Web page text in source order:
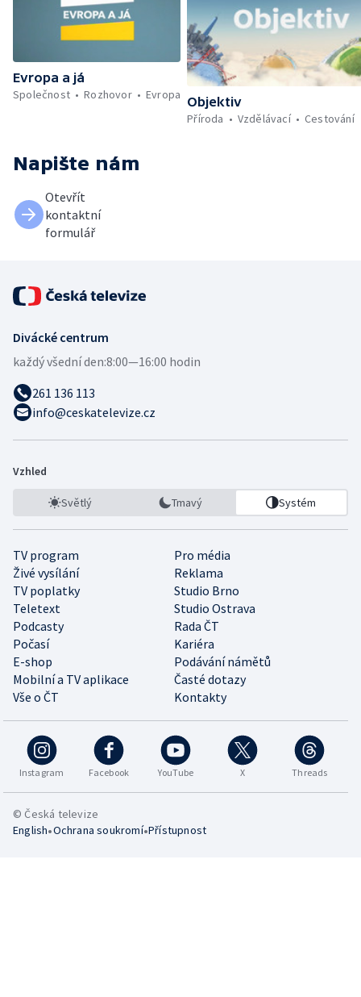
Evropa a já
Společnost
Rozhovor Evropa Objektiv
Příroda
Vzdělávací Cestování
Napište nám
Otevřít
kontaktní
formulář
Divácké centrum
každý všední den:8:00—16:00 hodin
261 136 113
info@ceskatelevize.cz
Vzhled
Světlý Tmavý Systém
TV program
Pro média
Živé vysílání
Reklama
TV poplatky
Studio Brno
Teletext
Studio Ostrava
Podcasty
Rada ČT
Počasí
Kariéra
E-shop
Podávání námětů
Mobilní a TV aplikace
Časté dotazy
Vše o ČT
Kontakty
Instagram Facebook YouTube X Threads
© Česká televize
English•Ochrana soukromí•Přístupnost